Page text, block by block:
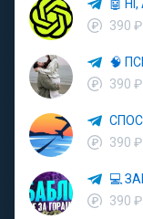
390 ₽
390 ₽
390 ₽
390 ₽